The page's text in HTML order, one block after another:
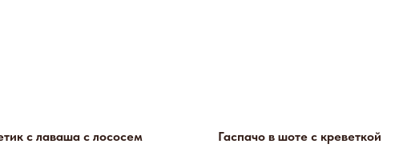
с лаваша с лососем Гаспачо в шоте с креветкой